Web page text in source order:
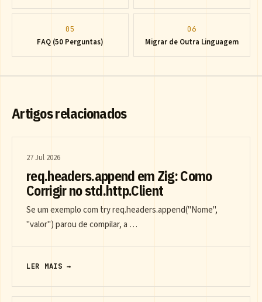
05
FAQ (50 Perguntas)
06
Migrar de Outra Linguagem
Artigos relacionados
27 Jul 2026
req.headers.append em Zig: Como
Corrigir no std.http.Client
Se um exemplo com try req.headers.append("Nome",
"valor") parou de compilar, a …
LER MAIS →